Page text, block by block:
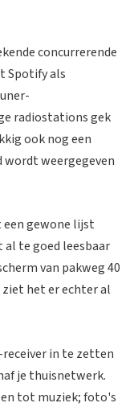
concurrerende
Spotify als
radiostations gek
ook nog een
wordt weergegeven
gewone lijst
te goed leesbaar
van pakweg 40
het er echter al
receiver in te zetten
je thuisnetwerk.
tot muziek; foto's